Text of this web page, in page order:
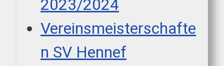
2023/2024
Vereinsmeisterschafte
n SV Hennef